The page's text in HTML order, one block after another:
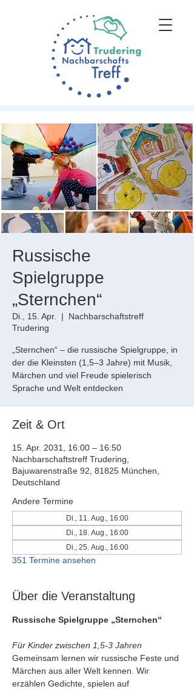
Russische
Spielgruppe
„Sternchen“
Di., 15. Apr.
  |
Nachbarschaftstreff
Trudering
„Sternchen“ – die russische Spielgruppe, in
der die Kleinsten (1,5–3 Jahre) mit Musik,
Märchen und viel Freude spielerisch
Sprache und Welt entdecken
Zeit & Ort
15. Apr. 2031, 16:00 – 16:50
Nachbarschaftstreff Trudering,
Bajuwarenstraße 92, 81825 München,
Deutschland
Andere Termine
Di., 11. Aug., 16:00
Di., 18. Aug., 16:00
Di., 25. Aug., 16:00
351 Termine ansehen
Über die Veranstaltung
Russische Spielgruppe „Sternchen“
Für Kinder zwischen 1,5-3 Jahren
Gemeinsam lernen wir russische Feste und
Märchen aus aller Welt kennen. Wir
erzählen Gedichte, spielen auf